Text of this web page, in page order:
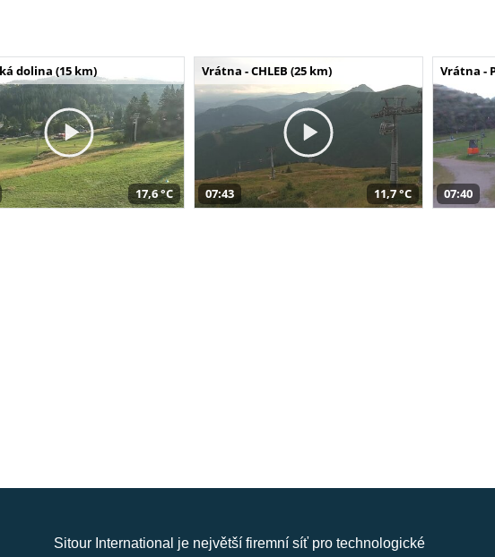
dolina (15 km)
17,6 °C
Vrátna - CHLEB (25 km)
07:43 11,7 °C
Vrátna -
07:40
Sitour International je největší firemní síť pro technologické